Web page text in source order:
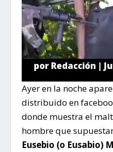
por Redacción|
Ayer en la noche
distribuido en
donde muestra el
hombre que
Eusebio (o Eusabio)